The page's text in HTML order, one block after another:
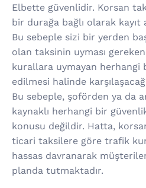
Elbette güvenlidir. Korsan
bir durağa bağlı olarak kayıt
Bu sebeple sizi bir yerden
olan taksinin uyması
kurallara uymayan herhangi
edilmesi halinde
Bu sebeple, şoförden ya da
kaynaklı herhangi bir
konusu değildir. Hatta,
ticari taksilere göre trafik
hassas davranarak
planda tutmaktadır.